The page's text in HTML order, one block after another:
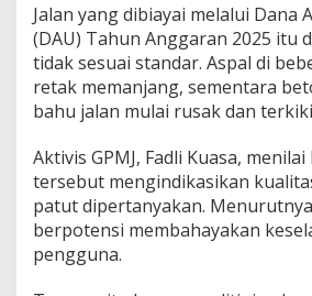
l
R
e
t
k
i
n
g
a
Jalan yang dibiayai melalui Dana
(DAU) Tahun Anggaran 2025 itu
tidak sesuai standar. Aspal di
retak memanjang, sementara
bahu jalan mulai rusak dan
Aktivis GPMJ, Fadli Kuasa,
tersebut mengindikasikan
patut dipertanyakan.
berpotensi membahayakan
pengguna.